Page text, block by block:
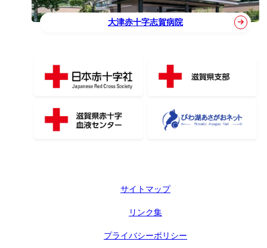
大津赤十字志賀病院
サイトマップ
リンク集
プライバシーポリシー